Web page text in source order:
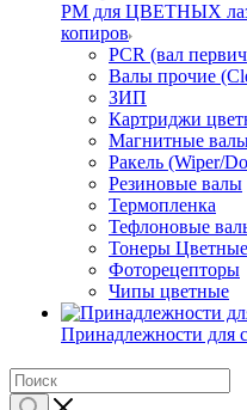
РМ для ЦВЕТНЫХ
копиров
PCR (вал
Валы прочие
ЗИП
Картриджи
Магнитные
Ракель (Wiper/
Резиновые валы
Термопленка
Тефлоновые
Тонеры Цветные
Фоторецепторы
Чипы цветные
Принадлежности для